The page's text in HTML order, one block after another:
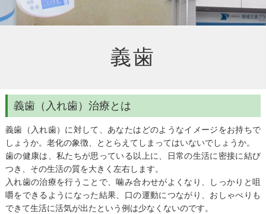
義歯
義歯（入れ歯）治療とは
義歯（入れ歯）に対して、あなたはどのようなイメージをお持ちで
しょうか。老化の象徴、ととらえてしまってはいないでしょうか。
歯の健康は、私たちが思っている以上に、日常の生活に密接に結び
つき、その生活の質を大きく左右します。
入れ歯の治療を行うことで、噛み合わせがよくなり、しっかりと咀
嚼をできるようになった結果、口の運動につながり、おしゃべりも
できて生活に活気が出たという例は少なくないのです。